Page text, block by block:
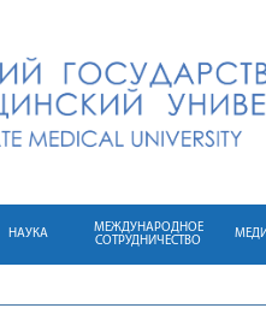
НАУКА
МЕЖДУНАРОДНОЕ
СОТРУДНИЧЕСТВО